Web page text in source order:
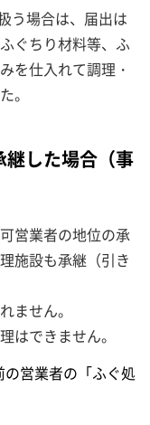
う場合は、届出は
ぐちり材料等、ふ
を仕入れて調理・
。
した場合（事
営業者の地位の承
施設も承継（引き
ません。
はできません。
の営業者の「ふぐ処